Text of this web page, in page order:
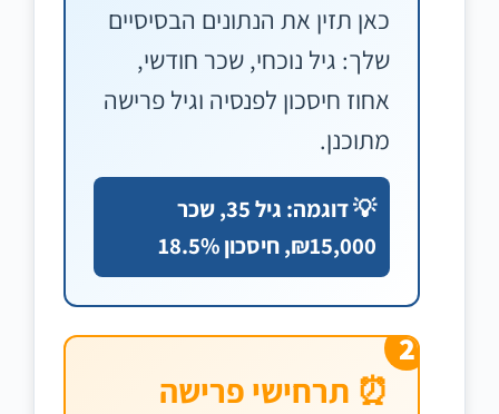
כאן תזין את הנתונים הבסיסיים
שלך: גיל נוכחי, שכר חודשי,
אחוז חיסכון לפנסיה וגיל פרישה
מתוכנן.
💡 דוגמה: גיל 35, שכר
₪15,000, חיסכון 18.5%
2
⏰ תרחישי פרישה